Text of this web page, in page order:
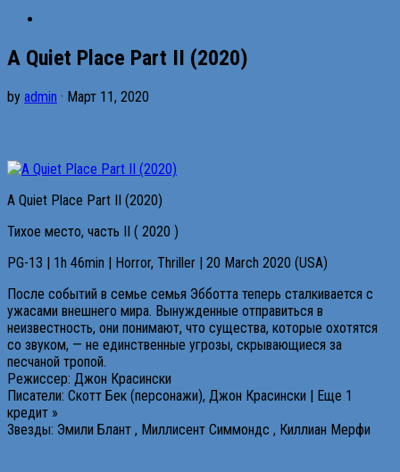
A Quiet Place Part II (2020)
by admin · Март 11, 2020
A Quiet Place Part II (2020)
Тихое место, часть II ( 2020 )
PG-13 | 1h 46min | Horror, Thriller | 20 March 2020 (USA)
После событий в семье семья Эбботта теперь сталкивается с
ужасами внешнего мира. Вынужденные отправиться в
неизвестность, они понимают, что существа, которые охотятся
со звуком, — не единственные угрозы, скрывающиеся за
песчаной тропой.
Режиссер: Джон Красински
Писатели: Скотт Бек (персонажи), Джон Красински | Еще 1
кредит »
Звезды: Эмили Блант , Миллисент Симмондс , Киллиан Мерфи